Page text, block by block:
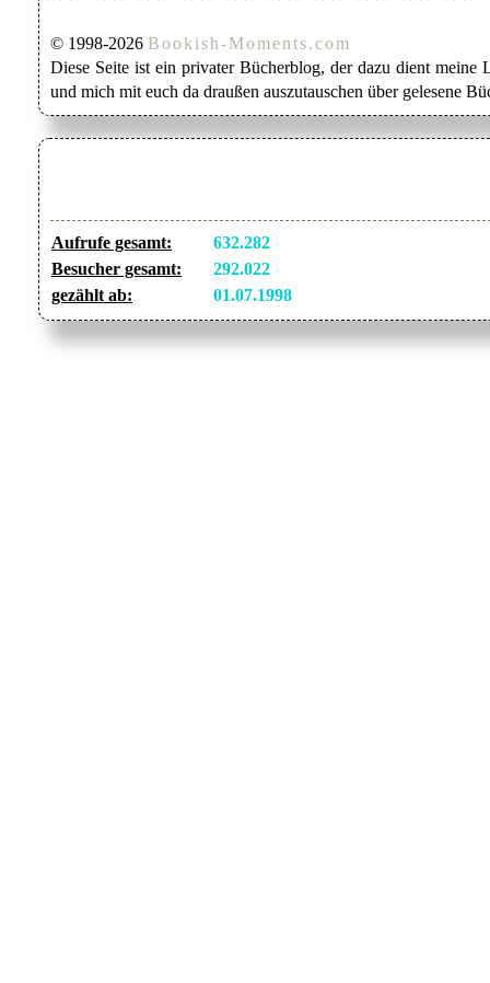
© 1998-2026 Bookish-Moments.com
Diese Seite ist ein privater Bücherblog, der dazu dient meine
und mich mit euch da draußen auszutauschen über gelesene
Aufrufe gesamt:
632.282
Besucher gesamt:
292.022
gezählt ab:
01.07.1998